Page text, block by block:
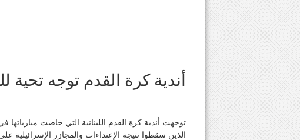
أندية كرة القدم توجه تحية
توجهت أندية كرة القدم اللبنانية التي خاضت مبارياتها
الذين سقطوا نتيجة الإعتداءات والمجازر الإسرائيلية